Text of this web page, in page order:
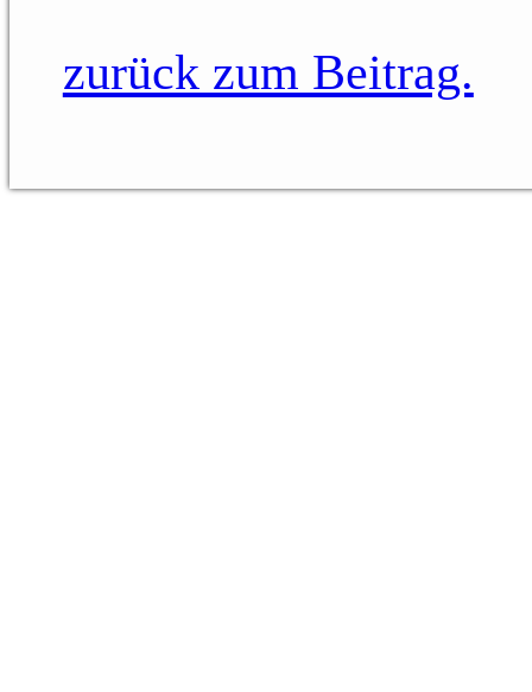
zurück zum Beitrag.